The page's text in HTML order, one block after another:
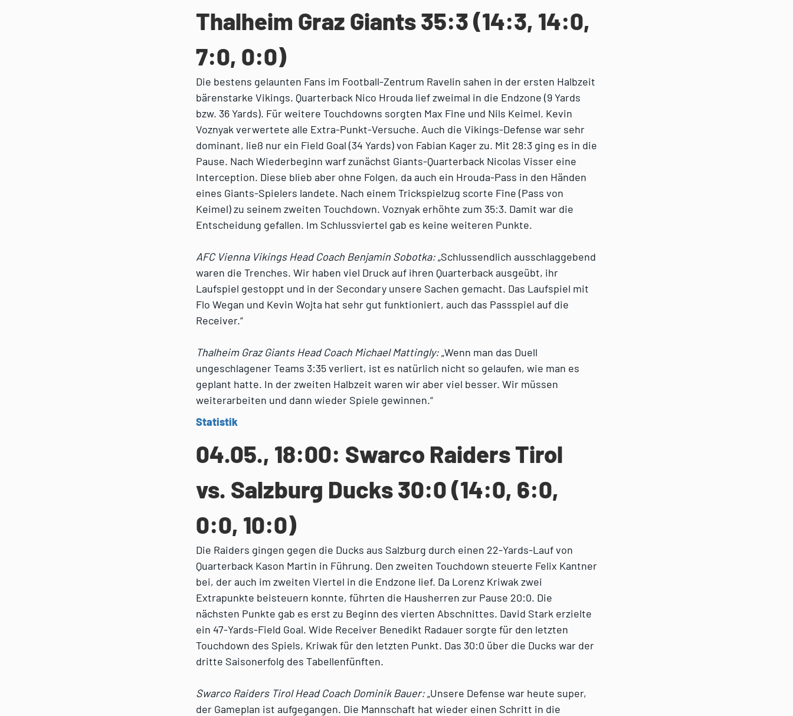
Thalheim Graz Giants 35:3 (14:3, 14:0,
7:0, 0:0)
Die bestens gelaunten Fans im Football-Zentrum Ravelin sahen in der ersten Halbzeit
bärenstarke Vikings. Quarterback Nico Hrouda lief zweimal in die Endzone (9 Yards
bzw. 36 Yards). Für weitere Touchdowns sorgten Max Fine und Nils Keimel. Kevin
Voznyak verwertete alle Extra-Punkt-Versuche. Auch die Vikings-Defense war sehr
dominant, ließ nur ein Field Goal (34 Yards) von Fabian Kager zu. Mit 28:3 ging es in die
Pause. Nach Wiederbeginn warf zunächst Giants-Quarterback Nicolas Visser eine
Interception. Diese blieb aber ohne Folgen, da auch ein Hrouda-Pass in den Händen
eines Giants-Spielers landete. Nach einem Trickspielzug scorte Fine (Pass von
Keimel) zu seinem zweiten Touchdown. Voznyak erhöhte zum 35:3. Damit war die
Entscheidung gefallen. Im Schlussviertel gab es keine weiteren Punkte.
AFC Vienna Vikings Head Coach Benjamin Sobotka: „Schlussendlich ausschlaggebend
waren die Trenches. Wir haben viel Druck auf ihren Quarterback ausgeübt, ihr
Laufspiel gestoppt und in der Secondary unsere Sachen gemacht. Das Laufspiel mit
Flo Wegan und Kevin Wojta hat sehr gut funktioniert, auch das Passspiel auf die
Receiver.“
Thalheim Graz Giants Head Coach Michael Mattingly: „Wenn man das Duell
ungeschlagener Teams 3:35 verliert, ist es natürlich nicht so gelaufen, wie man es
geplant hatte. In der zweiten Halbzeit waren wir aber viel besser. Wir müssen
weiterarbeiten und dann wieder Spiele gewinnen.“
Statistik
04.05., 18:00: Swarco Raiders Tirol
vs. Salzburg Ducks 30:0 (14:0, 6:0,
0:0, 10:0)
Die Raiders gingen gegen die Ducks aus Salzburg durch einen 22-Yards-Lauf von
Quarterback Kason Martin in Führung. Den zweiten Touchdown steuerte Felix Kantner
bei, der auch im zweiten Viertel in die Endzone lief. Da Lorenz Kriwak zwei
Extrapunkte beisteuern konnte, führten die Hausherren zur Pause 20:0. Die
nächsten Punkte gab es erst zu Beginn des vierten Abschnittes. David Stark erzielte
ein 47-Yards-Field Goal. Wide Receiver Benedikt Radauer sorgte für den letzten
Touchdown des Spiels, Kriwak für den letzten Punkt. Das 30:0 über die Ducks war der
dritte Saisonerfolg des Tabellenfünften.
Swarco Raiders Tirol Head Coach Dominik Bauer: „Unsere Defense war heute super,
der Gameplan ist aufgegangen. Die Mannschaft hat wieder einen Schritt in die